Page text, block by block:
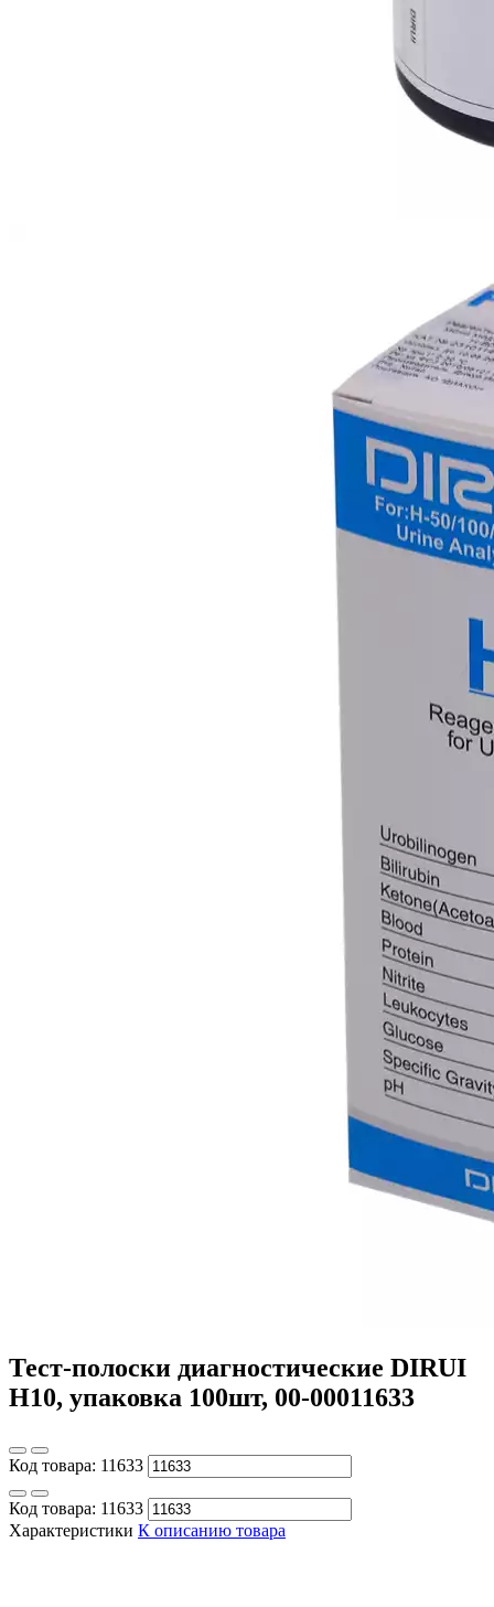
Тест-полоски диагностические DIRUI
H10, упаковка 100шт, 00-00011633
Код товара: 11633
Код товара: 11633
Характеристики К описанию товара